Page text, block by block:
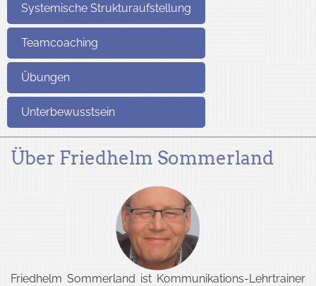
Systemische Strukturaufstellung
Teamcoaching
Übungen
Unterbewusstsein
Über Friedhelm Sommerland
Friedhelm Sommerland ist Kommunikations-Lehrtrainer